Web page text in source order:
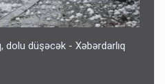
dolu düşəcək - Xəbərdarlıq